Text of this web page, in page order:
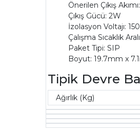
Önerilen Çıkış
Çıkış Gücü: 2W
İzolasyon Voltajı:
Çalışma Sıcaklık
Paket Tipi: SIP
Boyut:19.7mm x
Tipik Devre
Ağırlık (Kg)